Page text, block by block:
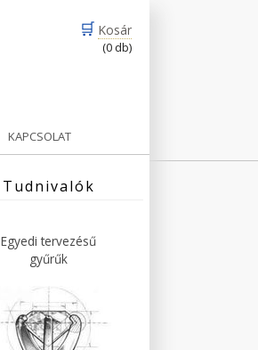
🛒 Kosár
(0 db)
KAPCSOLAT
Tudnivalók
Egyedi tervezésű
gyűrűk